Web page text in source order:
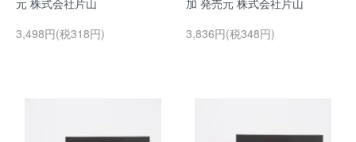
元 株式会社片山
3,498円(税318円)
加 発売元 株式会社片山
3,836円(税348円)